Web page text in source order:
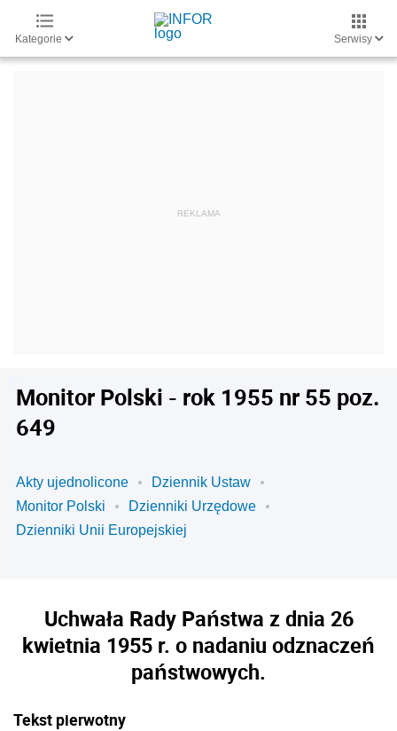
Kategorie Serwisy
Monitor Polski - rok 1955 nr 55 poz.
649
Akty ujednolicone
Dziennik Ustaw
Monitor Polski
Dzienniki Urzędowe
Dzienniki Unii Europejskiej
Uchwała Rady Państwa z dnia 26
kwietnia 1955 r. o nadaniu odznaczeń
państwowych.
Tekst pierwotny